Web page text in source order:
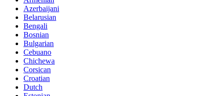
Azerbaijani
Belarusian
Bengali
Bosnian
Bulgarian
Cebuano
Chichewa
Corsican
Croatian
Dutch